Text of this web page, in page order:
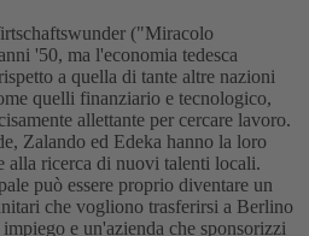
("Miracolo
'50, ma l'economia tedesca
a quella di tante altre nazioni
quelli finanziario e tecnologico,
allettante per cercare lavoro.
Zalando ed Edeka hanno la loro
alla ricerca di nuovi talenti locali.
può essere proprio diventare un
che vogliono trasferirsi a Berlino
e un'azienda che sponsorizzi